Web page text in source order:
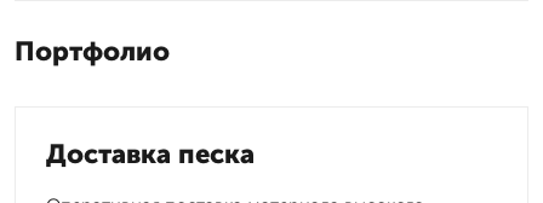
Портфолио
Доставка песка